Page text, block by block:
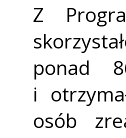
Z
ponad
i
osób